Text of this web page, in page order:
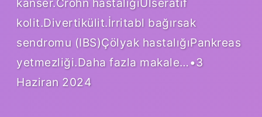
kanser.Crohn hastalığıÜlseratif
kolit.Divertikülit.İrritabl bağırsak
sendromu (IBS)Çölyak hastalığıPankreas
yetmezliği.Daha fazla makale…•3
Haziran 2024